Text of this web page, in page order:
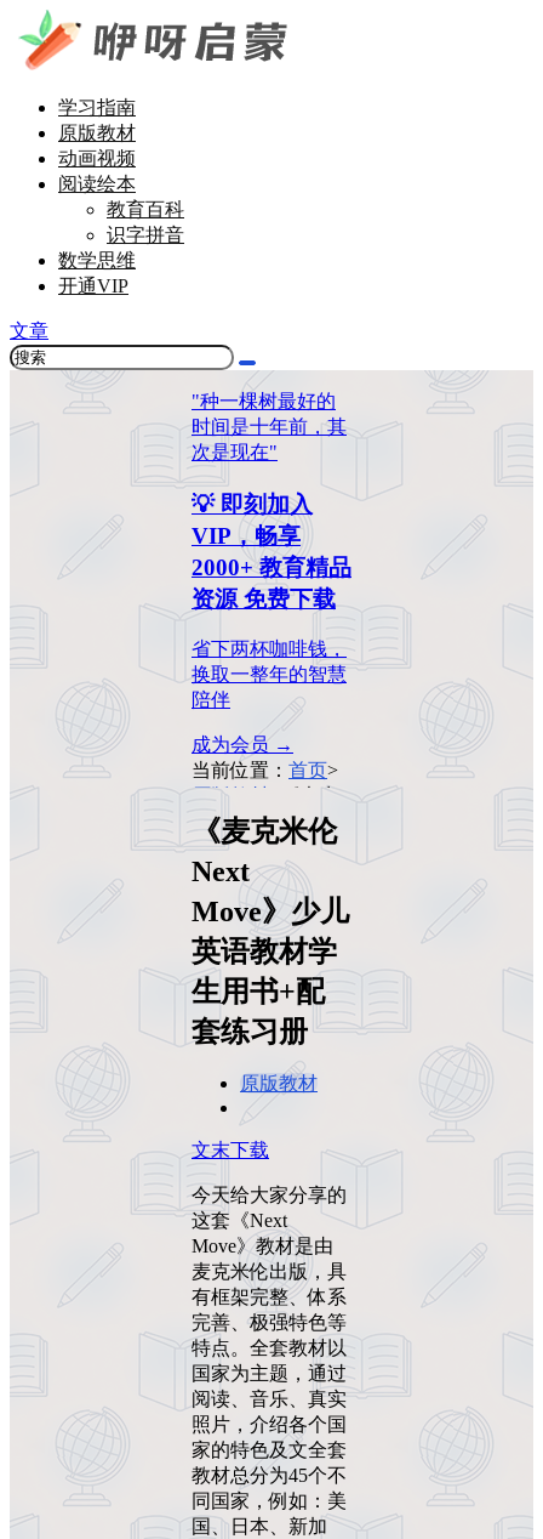
学习指南
原版教材
动画视频
阅读绘本
教育百科
识字拼音
数学思维
开通VIP
文章
"种一棵树最好的
时间是十年前，其
次是现在"
💡 即刻加入
VIP，畅享
2000+ 教育精品
资源 免费下载
省下两杯咖啡钱，
换取一整年的智慧
陪伴
成为会员 →
当前位置： 首页>
原版教材
《麦克
米伦Next Move》
少儿英语教材学生
用书+配套练习册
《麦克米伦
Next
Move》少儿
英语教材学
生用书+配
套练习册
原版教材
文末下载
今天给大家分享的
这套《Next
Move》教材是由
麦克米伦出版，具
有框架完整、体系
完善、极强特色等
特点。全套教材以
国家为主题，通过
阅读、音乐、真实
照片，介绍各个国
家的特色及文全套
教材总分为45个不
同国家，例如：美
国、日本、新加